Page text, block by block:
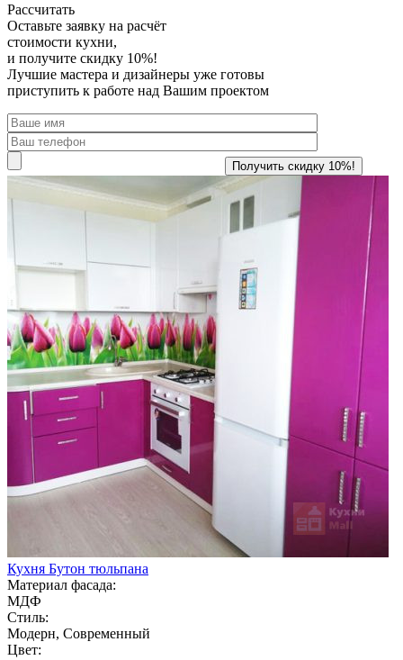
Рассчитать
Оставьте заявку на расчёт
стоимости кухни,
и получите скидку 10%!
Лучшие мастера и дизайнеры уже готовы
приступить к работе над Вашим проектом
Кухня Бутон тюльпана
Материал фасада:
МДФ
Стиль:
Модерн, Современный
Цвет: